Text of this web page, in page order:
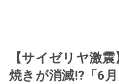
【サイゼリヤ激
焼きが消滅!?「6